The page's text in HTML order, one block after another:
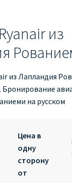
В БЕРЛИН
В БУХАРЕСТ
В ВАРШАВУ
В ЛОНДОН
В МИЛАН
из
из Лапландия
на русском
Цена в
одну
сторону
от